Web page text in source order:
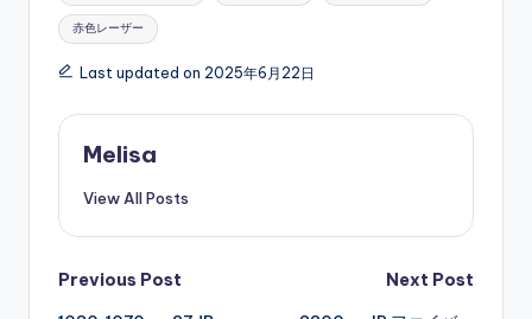
赤色レーザー
Last updated on 2025年6月22日
Melisa
View All Posts
Post
Previous Post
Next Post